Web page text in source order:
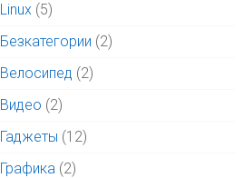
Linux (5)
Безкатегории (2)
Велосипед (2)
Видео (2)
Гаджеты (12)
Графика (2)